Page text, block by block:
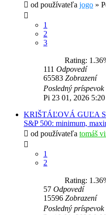
od používateľa jogo »
1
2
3
Rating:
111 Odpovedí
65583 Zobrazení
Posledný príspevok
Pi 23 01, 2026
KRIŠTÁĽOVÁ GUĽA
S&P 500: minimum,
od používateľa tomáš
1
2
Rating:
57 Odpovedí
15596 Zobrazení
Posledný príspevok